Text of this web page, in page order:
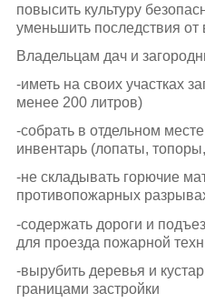
повысить культуру
уменьшить последствия
Владельцам дач и
-иметь на своих участках
менее 200 литров)
-собрать в отдельном
инвентарь (лопаты,
-не складывать горючие
противопожарных
-содержать дороги и
для проезда пожарной
-вырубить деревья и
границами застройки